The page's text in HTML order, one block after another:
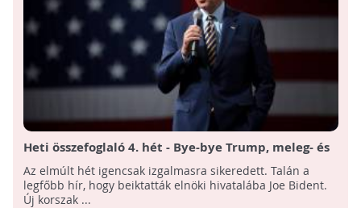
Heti összefoglaló 4. hét - Bye-bye Trump, meleg- és
hidegrekordok, esély a hím csibéknek
Az elmúlt hét igencsak izgalmasra sikeredett. Talán a
legfőbb hír, hogy beiktatták elnöki hivatalába Joe Bident.
Új korszak ...